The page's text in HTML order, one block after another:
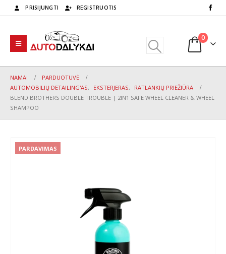
PRISIJUNGTI REGISTRUOTIS
0
NAMAI
PARDUOTUVĖ
AUTOMOBILIŲ DETAILING'AS, EKSTERJERAS,
RATLANKIŲ PRIEŽIŪRA
BLEND BROTHERS DOUBLE TROUBLE | 2IN1 SAFE WHEEL CLEANER & WHEEL
SHAMPOO
PARDAVIMAS